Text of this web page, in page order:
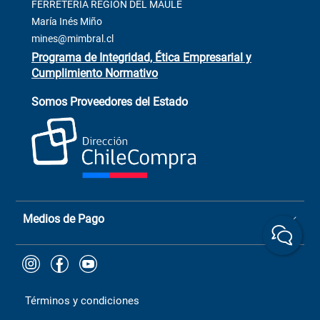
Contacto
Venta Terreno
Trabaja con Nosotros
+56 9 6779 0465
+(73) 256
ChileCompras
+56 9 9888 9549
FERRETERÍA REGIÓN DEL MAULE
María Inés Miño
mines@mimbral.cl
Programa de Integridad, Ética Empresarial y
Cumplimiento Normativo
Somos Proveedores del Estado
Medios de Pago
Términos y condiciones